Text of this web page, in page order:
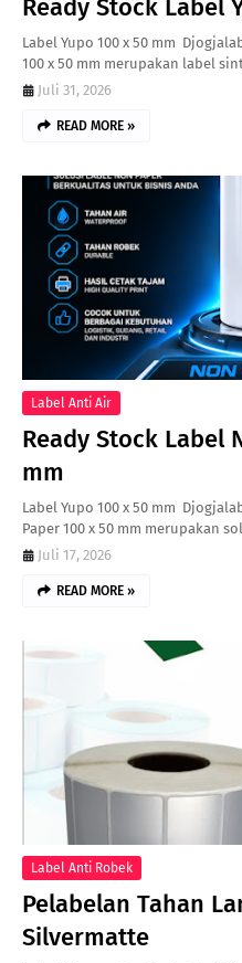
Ready Stock Label
Label Yupo 100 x 50 mm
100 x 50 mm merupakan label
Juli 31, 2026
READ MORE »
Label Anti Air
Ready Stock Label
mm
Label Yupo 100 x 50 mm
Paper 100 x 50 mm merupakan
Juli 17, 2026
READ MORE »
Label Anti Robek
Pelabelan Tahan
Silvermatte